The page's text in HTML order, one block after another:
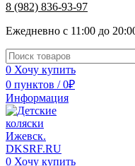
8 (982) 836-93-97
Ежедневно с 11:00 до
0 Хочу купить
0 пунктов / 0₽
Информация
0 Хочу купить